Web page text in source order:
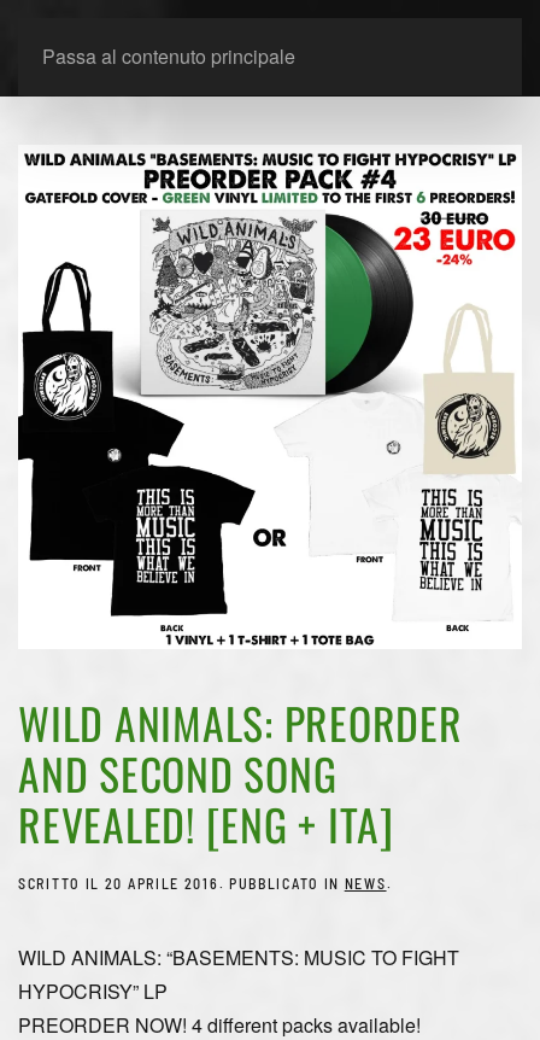
Passa al contenuto principale
WILD ANIMALS: PREORDER
AND SECOND SONG
REVEALED! [ENG + ITA]
SCRITTO IL 20 APRILE 2016. PUBBLICATO IN NEWS.
WILD ANIMALS: “BASEMENTS: MUSIC TO FIGHT
HYPOCRISY” LP
PREORDER NOW! 4 different packs available!